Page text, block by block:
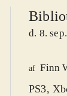
d. 8.
af Finn
PS3,